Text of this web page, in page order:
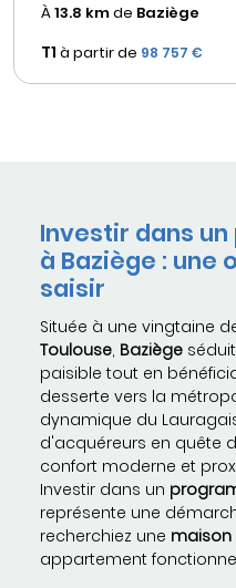
À13.8 kmde Baziège
T1 à partir de 98 757 €
Investir dans
à Baziège : une
saisir
Située à une vingtaine
Toulouse, Baziège
paisible tout en
desserte vers la
dynamique du
d'acquéreurs en quête
confort moderne et
Investir dans un
représente une
recherchiez une maison
appartement